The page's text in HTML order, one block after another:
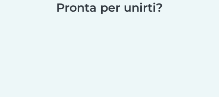
Pronta per unirti?